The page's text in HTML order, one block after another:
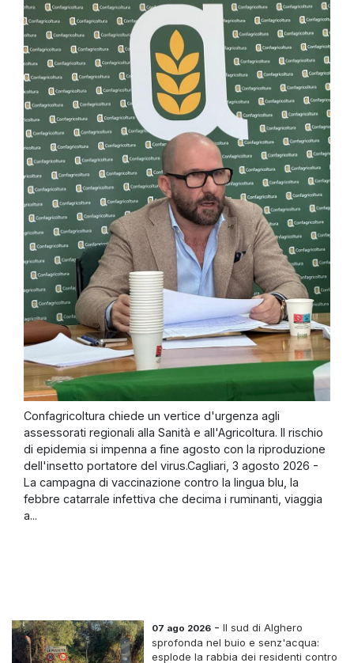
Confagricoltura chiede un vertice d'urgenza agli
assessorati regionali alla Sanità e all'Agricoltura. Il rischio
di epidemia si impenna a fine agosto con la riproduzione
dell'insetto portatore del virus.Cagliari, 3 agosto 2026 -
La campagna di vaccinazione contro la lingua blu, la
febbre catarrale infettiva che decima i ruminanti, viaggia
a...
07 ago 2026 -Il sud di Alghero
sprofonda nel buio e senz'acqua:
esplode la rabbia dei residenti contro